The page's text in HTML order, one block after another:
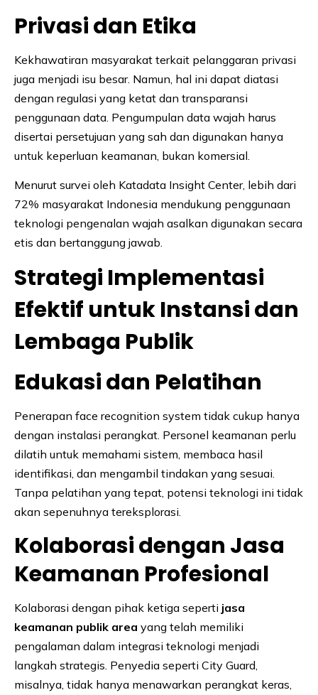
Privasi dan Etika
Kekhawatiran masyarakat terkait pelanggaran privasi
juga menjadi isu besar. Namun, hal ini dapat diatasi
dengan regulasi yang ketat dan transparansi
penggunaan data. Pengumpulan data wajah harus
disertai persetujuan yang sah dan digunakan hanya
untuk keperluan keamanan, bukan komersial.
Menurut survei oleh Katadata Insight Center, lebih dari
72% masyarakat Indonesia mendukung penggunaan
teknologi pengenalan wajah asalkan digunakan secara
etis dan bertanggung jawab.
Strategi Implementasi
Efektif untuk Instansi dan
Lembaga Publik
Edukasi dan Pelatihan
Penerapan face recognition system tidak cukup hanya
dengan instalasi perangkat. Personel keamanan perlu
dilatih untuk memahami sistem, membaca hasil
identifikasi, dan mengambil tindakan yang sesuai.
Tanpa pelatihan yang tepat, potensi teknologi ini tidak
akan sepenuhnya tereksplorasi.
Kolaborasi dengan Jasa
Keamanan Profesional
Kolaborasi dengan pihak ketiga seperti jasa
keamanan publik area yang telah memiliki
pengalaman dalam integrasi teknologi menjadi
langkah strategis. Penyedia seperti City Guard,
misalnya, tidak hanya menawarkan perangkat keras,